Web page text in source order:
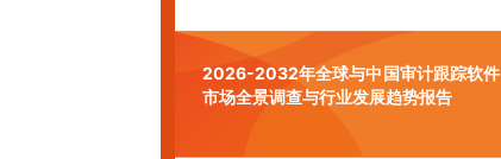
2026-2032年全球与中国审计跟踪软件
市场全景调查与行业发展趋势报告